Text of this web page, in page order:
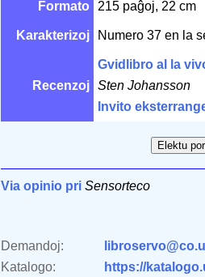
Formato 215 paĝoj, 22 cm
Karakterizoj Numero 37 en la
Recenzoj
Gvidlibro al la
Sten Johansson
Invito
Via opinio pri Sensorteco
Demandoj:
Katalogo:
https://